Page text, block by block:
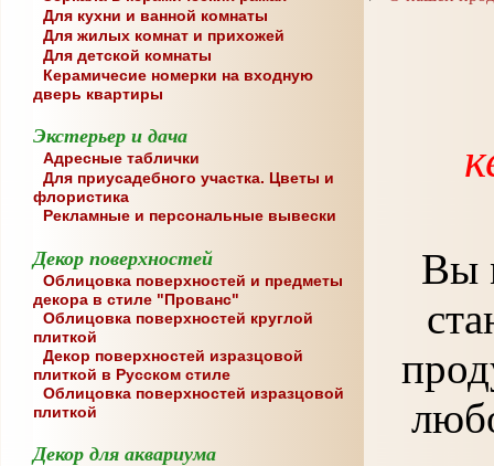
Для кухни и ванной комнаты
Для жилых комнат и прихожей
Для детской комнаты
Керамичесие номерки на входную
дверь квартиры
Экстерьер и дача
Адресные таблички
Для приусадебного участка. Цветы и
флористика
Рекламные и персональные вывески
Декор поверхностей
Облицовка поверхностей и предметы
декора в стиле "Прованс"
Облицовка поверхностей круглой
плиткой
Декор поверхностей изразцовой
плиткой в Русском стиле
Облицовка поверхностей изразцовой
плиткой
Декор для аквариума
Вы